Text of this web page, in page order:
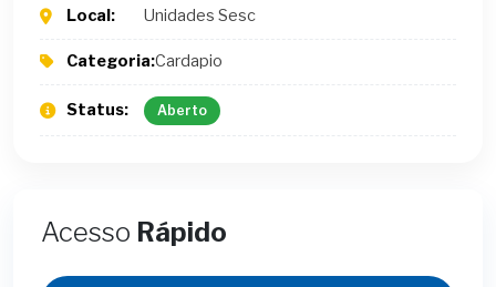
Local: Unidades Sesc
Categoria:Cardapio
Status: Aberto
Acesso Rápido